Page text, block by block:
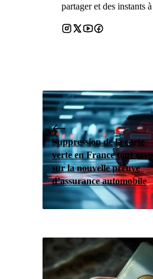
partager et des instants
Suppression de la carte
verte en France tout
sur la nouvelle preuve
d’assurance automobile